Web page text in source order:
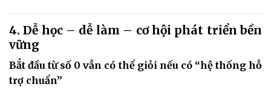
4. Dễ học – dễ làm – cơ hội phát triển bền
vững
Bắt đầu từ số 0 vẫn có thể giỏi nếu có “hệ thống hỗ
trợ chuẩn”